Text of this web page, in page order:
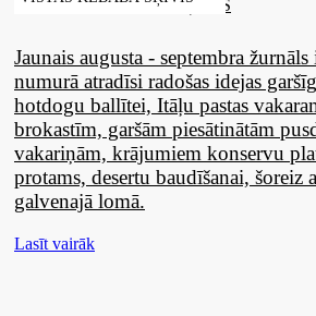
Jaunais augusta - septembra
numurā atradīsi radošas idejas
hotdogu ballītei, Itāļu pastas
brokastīm, garšām piesātinātām
vakariņām, krājumiem konservu
protams, desertu baudīšanai, šoreiz
galvenajā lomā.
Lasīt vairāk